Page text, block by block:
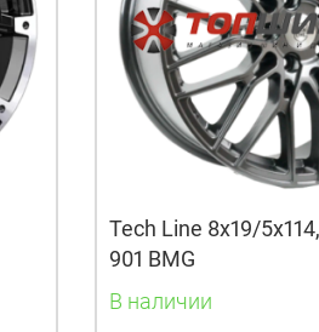
Tech Line 8x19/
901 BMG
В наличии